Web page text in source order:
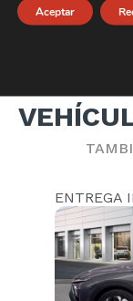
ENTREGA
Aceptar